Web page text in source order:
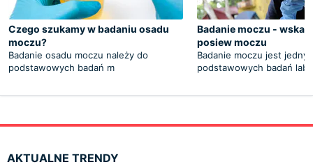
Czego szukamy w badaniu osadu
moczu?
Badanie osadu moczu należy do
podstawowych badań m
Badanie moczu -
posiew moczu
Badanie moczu jest
podstawowych badań lab
AKTUALNE TRENDY